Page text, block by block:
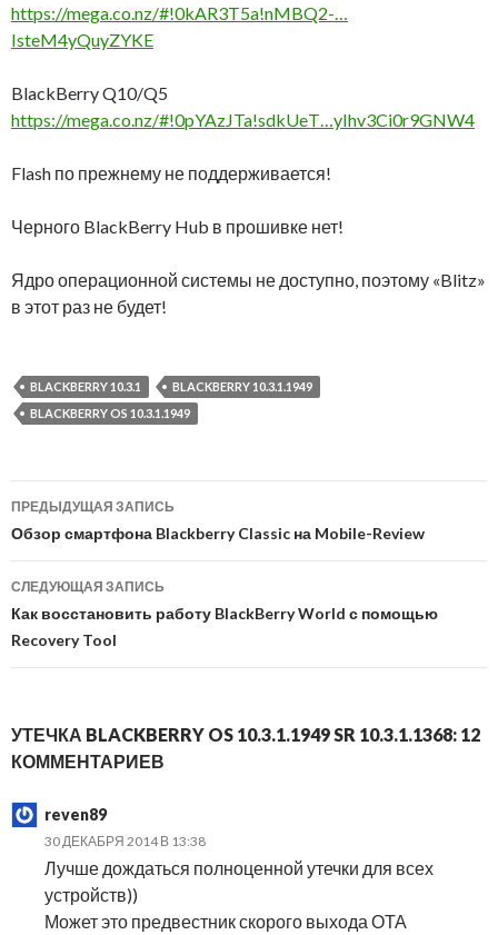
https://mega.co.nz/#!0kAR3T5a!nMBQ2-…
IsteM4yQuyZYKE
BlackBerry Q10/Q5
https://mega.co.nz/#!0pYAzJTa!sdkUeT…yIhv3Ci0r9GNW4
Flash по прежнему не поддерживается!
Черного BlackBerry Hub в прошивке нет!
Ядро операционной системы не доступно, поэтому «Blitz»
в этот раз не будет!
BLACKBERRY 10.3.1
BLACKBERRY 10.3.1.1949
BLACKBERRY OS 10.3.1.1949
Навигация
по
записям
ПРЕДЫДУЩАЯ ЗАПИСЬ
Обзор смартфона Blackberry Classic на Mobile-Review
СЛЕДУЮЩАЯ ЗАПИСЬ
Как восстановить работу BlackBerry World с помощью
Recovery Tool
УТЕЧКА BLACKBERRY OS 10.3.1.1949 SR 10.3.1.1368: 12
КОММЕНТАРИЕВ
reven89
30 ДЕКАБРЯ 2014 В 13:38
Лучше дождаться полноценной утечки для всех
устройств))
Может это предвестник скорого выхода ОТА